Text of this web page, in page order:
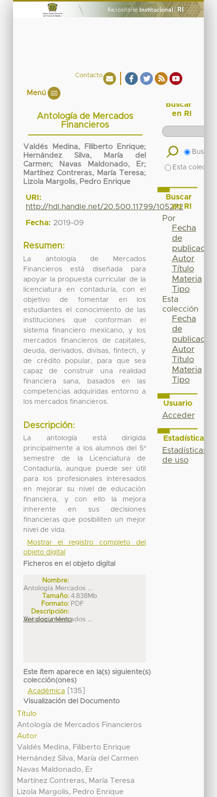
Contacto
Menú
Antología de Mercados
Financieros
Valdés Medina, Filiberto Enrique;
Hernández Silva, María del
Carmen; Navas Maldonado, Er;
Martínez Contreras, María Teresa;
Lizola Margolis, Pedro Enrique
URI:
http://hdl.handle.net/20.500.11799/105272
Fecha: 2019-09
Resumen:
La antología de Mercados
Financieros está diseñada para
apoyar la propuesta curricular de la
licenciatura en contaduría, con el
objetivo de fomentar en los
estudiantes el conocimiento de las
instituciones que conforman el
sistema financiero mexicano, y los
mercados financieros de capitales,
deuda, derivados, divisas, fintech, y
de crédito popular, para que sea
capaz de construir una realidad
financiera sana, basados en las
competencias adquiridas entorno a
los mercados financieros.
Descripción:
La antología está dirigida
principalmente a los alumnos del 5º
semestre de la Licenciatura de
Contaduría, aunque puede ser útil
para los profesionales interesados
en mejorar su nivel de educación
financiera, y con ello la mejora
inherente en sus decisiones
financieras que posibiliten un mejor
nivel de vida.
Mostrar el registro completo del
objeto digital
Ficheros en el objeto digital
Nombre:
Antología Mercados ...
Tamaño: 4.838Mb
Formato: PDF
Descripción:
Antología Mercados ...
Ver documento
Este ítem aparece en la(s) siguiente(s)
colección(ones)
Académica[135]
Visualización del Documento
Título
Antología de Mercados Financieros
Autor
Valdés Medina, Filiberto Enrique
Hernández Silva, María del Carmen
Navas Maldonado, Er
Martínez Contreras, María Teresa
Lizola Margolis, Pedro Enrique
Buscar
en RI
Buscar
Esta
Buscar
en RI
Por
Fecha
de
publicación
Autor
Título
Materia
Tipo
Esta
colección
Fecha
de
publicación
Autor
Título
Materia
Tipo
Usuario
Acceder
Estadísticas
Estadísticas
de uso